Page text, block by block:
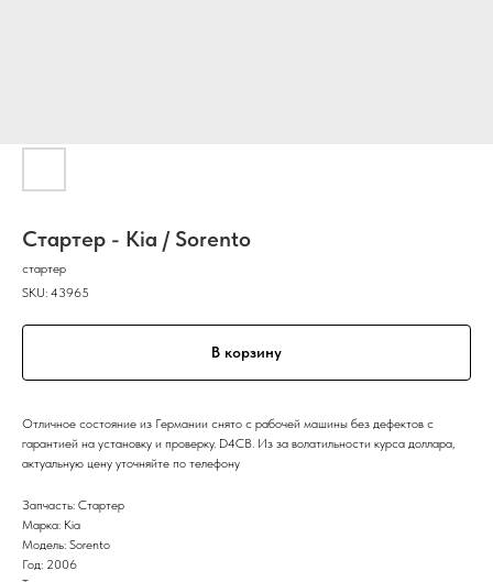
Стартер - Kia / Sorento
стартер
SKU: 43965
В корзину
Отличное состояние из Германии снято с рабочей машины без дефектов с
гарантией на установку и проверку. D4CB. Из за волатильности курса доллара,
актуальную цену уточняйте по телефону
Запчасть: Стартер
Марка: Kia
Модель: Sorento
Год: 2006